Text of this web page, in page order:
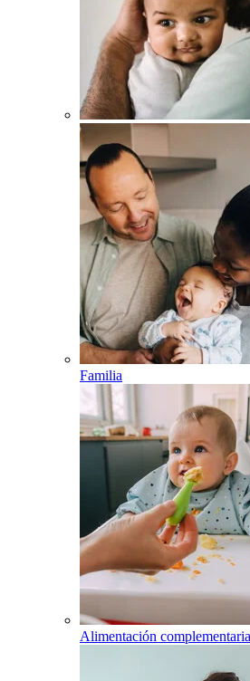
Familia
Alimentación complementaria